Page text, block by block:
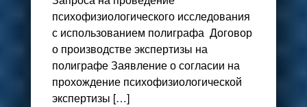
психофизиологического исследования
с использованием полиграфа Договор
о производстве экспертизы на
полиграфе Заявление о согласии на
прохождение психофизиологической
экспертизы […]